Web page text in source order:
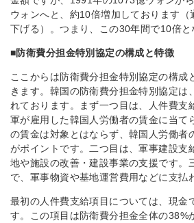
ウォンへと、約10倍増加しております（
下げる）。つまり、この30年間で10倍と
■防衛費分担金特別協定の構成と特徴
ここからは防衛費分担金特別協定の構成
きます。韓国の防衛費分担金特別協定は
れております。まず一つ目は、人件費支
軍が雇用した韓国人労働者の賃金に当て
の賃金は対象とはならず、韓国人労働者
がポイントです。二つ目は、軍事建設支
地や施設の改善・建設事業の支援です。
で、軍事物資や基地運営費用などに支払
最初の人件費支給項目については、現金
す。この項目は防衛費分担金全体の38%